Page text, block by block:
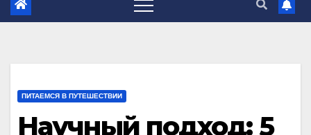
ПИТАЕМСЯ В ПУТЕШЕСТВИИ
Научный подход: 5